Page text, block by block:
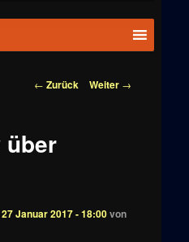
Beitragsnavigation
← Zurück Weiter →
über
Januar 2017 - 18:00von